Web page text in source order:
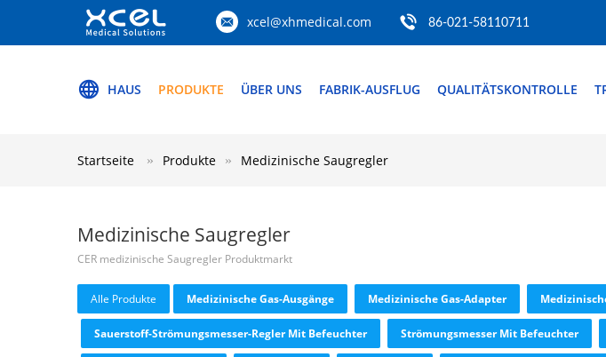
xcel@xhmedical.com 86-021-58110711
HAUS PRODUKTE ÜBER UNS FABRIK-AUSFLUG QUALITÄTSKONTROLLE
Startseite Produkte Medizinische Saugregler
Medizinische Saugregler
CER medizinische Saugregler Produktmarkt
Alle Produkte Medizinische Gas-Ausgänge Medizinische Gas-Adapter
Sauerstoff-Strömungsmesser-Regler Mit Befeuchter Strömungsmesser Mit Befeuchter